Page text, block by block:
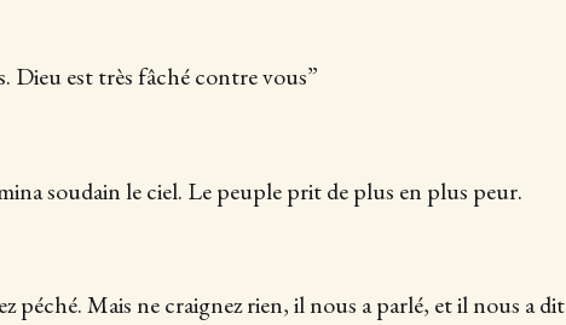
Dieu est très fâché contre vous”
soudain le ciel. Le peuple prit de plus en plus peur.
péché. Mais ne craignez rien, il nous a parlé, et il nous a dit